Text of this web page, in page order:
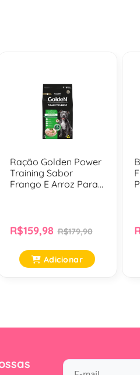
Ração Golden Power
Training Sabor
Frango E Arroz Para
R$159,98 R$179,90
Adicionar